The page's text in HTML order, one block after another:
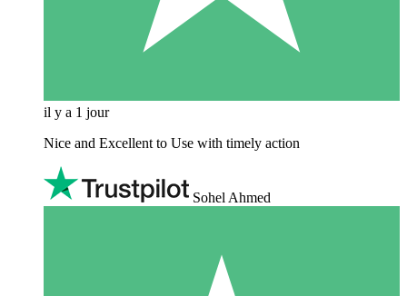
il y a 1 jour
Nice and Excellent to Use with timely action
Sohel Ahmed